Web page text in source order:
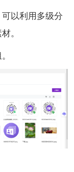
以利用多级分
。